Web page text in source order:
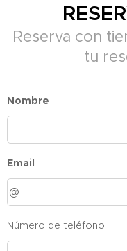
Reserva con
tu
Nombre
Email
Número de teléfono